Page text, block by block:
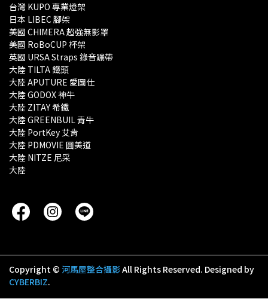
台灣 KUPO 專業燈架
日本 LIBEC 腳架
美國 CHIMERA 超強無影罩
美國 RoBoCUP 杯架
英國 URSA Straps 錄音蹦帶
大陸 TILTA 鐵頭
大陸 APUTURE 愛圖仕
大陸 GODOX 神牛
大陸 ZITAY 希鐵
大陸 GREENBUIL 青牛
大陸 PortKey 艾肯
大陸 PDMOVIE 圓美道
大陸 NITZE 尼采
大陸
Copyright © 河馬屋整合攝影All Rights Reserved. Designed by
CYBERBIZ.